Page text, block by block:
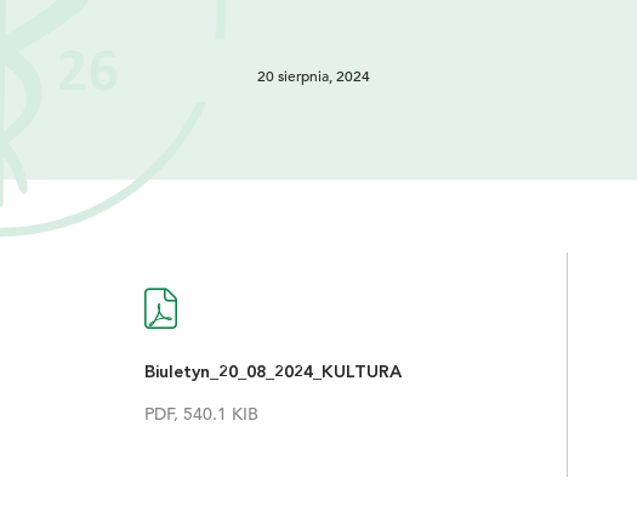
20 sierpnia, 2024
Biuletyn_20_08_2024_KULTURA
PDF, 540.1 KIB